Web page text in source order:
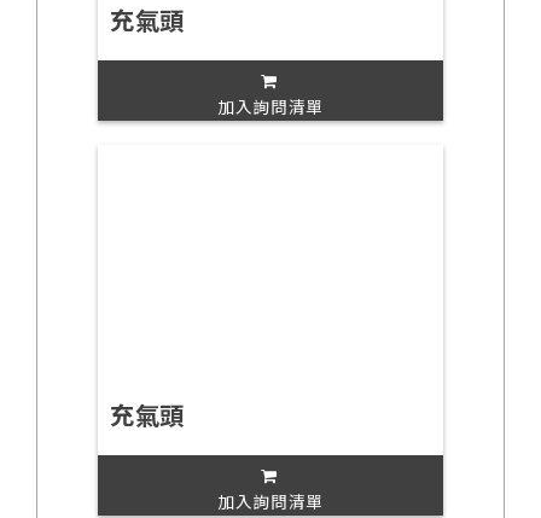
充氣頭
加入詢問清單
充氣頭
加入詢問清單